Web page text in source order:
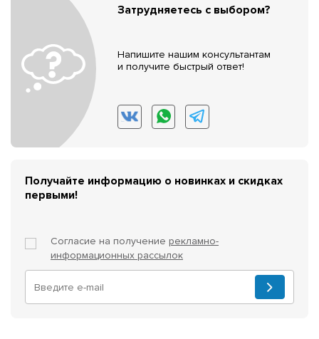
Затрудняетесь с выбором?
Напишите нашим консультантам
и получите быстрый ответ!
Получайте информацию о новинках и скидках
первыми!
Согласие на получение рекламно-
информационных рассылок